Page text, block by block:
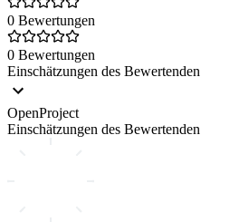
0 Bewertungen
0 Bewertungen
Einschätzungen des Bewertenden
OpenProject
Einschätzungen des Bewertenden